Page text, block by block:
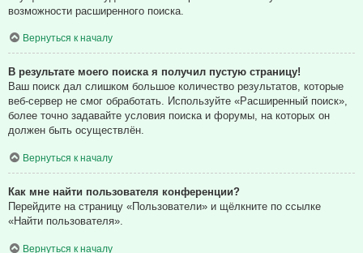
возможности расширенного поиска.
Вернуться к началу
В результате моего поиска я получил пустую страницу!
Ваш поиск дал слишком большое количество результатов, которые
веб-сервер не смог обработать. Используйте «Расширенный поиск»,
более точно задавайте условия поиска и форумы, на которых он
должен быть осуществлён.
Вернуться к началу
Как мне найти пользователя конференции?
Перейдите на страницу «Пользователи» и щёлкните по ссылке
«Найти пользователя».
Вернуться к началу